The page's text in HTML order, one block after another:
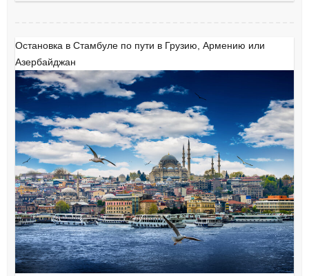
Остановка в Стамбуле по пути в Грузию, Армению или
Азербайджан